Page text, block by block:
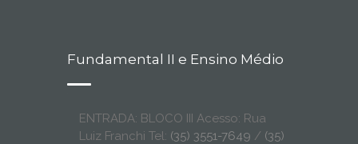
Fundamental II e Ensino Médio
ENTRADA: BLOCO III Acesso: Rua
Luiz Franchi Tel: (35) 3551-7649 / (35)